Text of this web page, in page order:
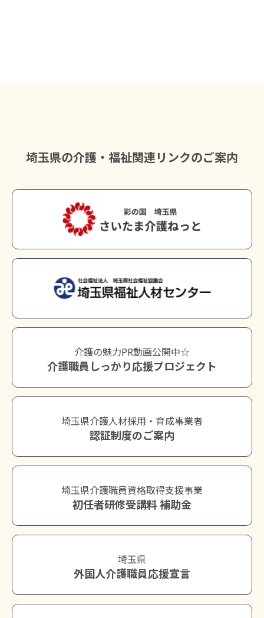
埼玉県の介護・福祉関連リンクのご案内
介護の魅力PR動画公開中☆
介護職員しっかり応援プロジェクト
埼玉県介護人材採用・育成事業者
認証制度のご案内
埼玉県介護職員資格取得支援事業
初任者研修受講料 補助金
埼玉県
外国人介護職員応援宣言